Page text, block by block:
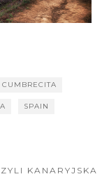
CUMBRECITA
SPAIN
KANARYJSKA